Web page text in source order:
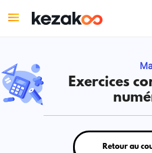
Exercices
Retour au